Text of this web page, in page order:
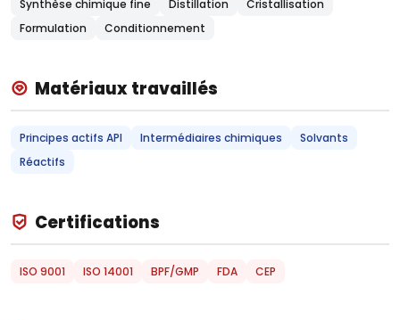
Synthèse chimique fine Distillation
Cristallisation
Formulation
Conditionnement
Matériaux travaillés
Principes actifs API Intermédiaires chimiques
Solvants
Réactifs
Certifications
ISO 9001 ISO 14001 BPF/GMP FDA CEP